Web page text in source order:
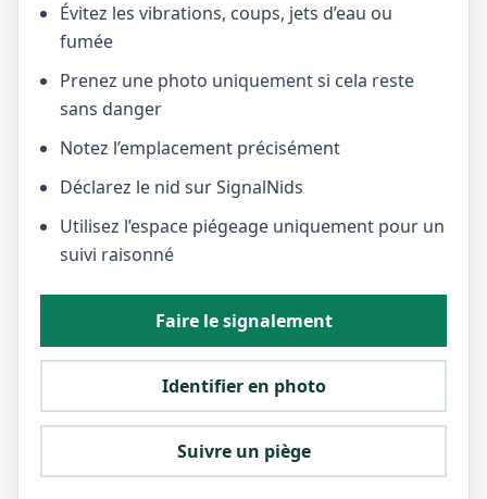
Évitez les vibrations, coups, jets d’eau ou
fumée
Prenez une photo uniquement si cela reste
sans danger
Notez l’emplacement précisément
Déclarez le nid sur SignalNids
Utilisez l’espace piégeage uniquement pour un
suivi raisonné
Faire le signalement
Identifier en photo
Suivre un piège